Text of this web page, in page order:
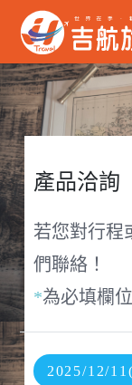
產品洽詢
若您對行程
們聯絡！
*為必填欄位
2025/12/